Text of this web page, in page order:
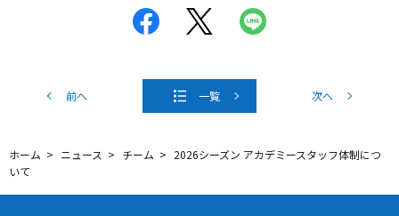
前へ 一覧 次へ
ホーム ニュース チーム
2026シーズン アカデミースタッフ体制につ
いて